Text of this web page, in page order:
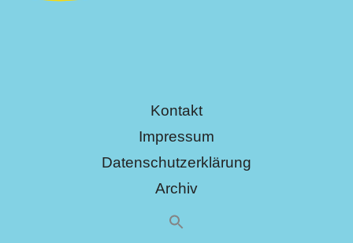
Kontakt
Impressum
Datenschutzerklärung
Archiv